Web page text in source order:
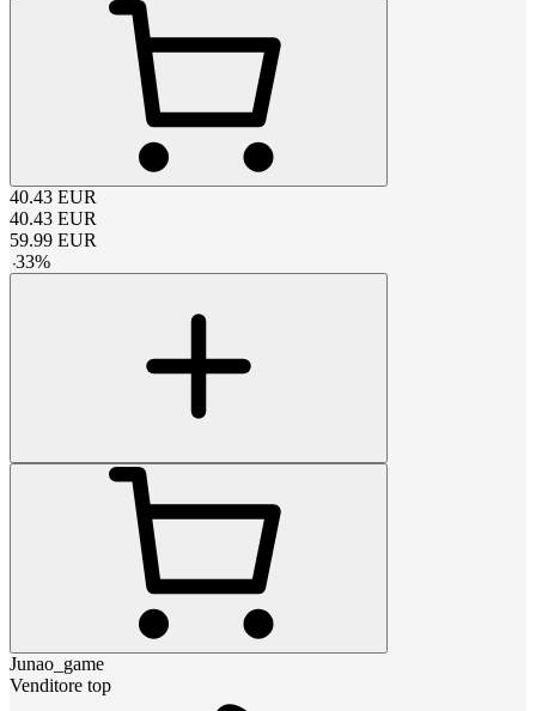
40.43 EUR
40.43 EUR
59.99 EUR
-33%
Junao_game
Venditore top